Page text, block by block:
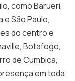
como Barueri,
e São Paulo,
do centro e
Botafogo,
de Cumbica,
em toda